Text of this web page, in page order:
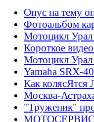
Опус на тему
Фотоальбом
Мотоцикл Урал
Короткое
Мотоцикл
Yamaha SRX-
Как колясЯтся
Москва-
"Труженик"
МОТОСЕРВИС